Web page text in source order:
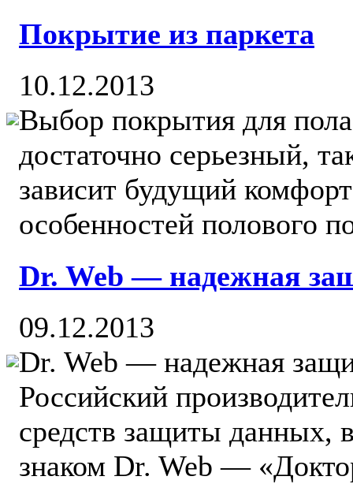
Покрытие из паркета
10.12.2013
Выбор покрытия для
достаточно серьезный,
зависит будущий
особенностей полового
Dr. Web — надежная
09.12.2013
Dr. Web — надежная
Российский
средств защиты данных,
знаком Dr. Web —